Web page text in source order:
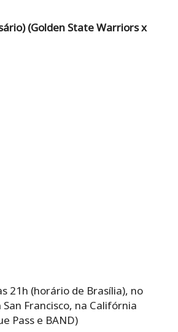
(Golden State Warriors x
21h (horário de Brasília), no
Francisco, na Califórnia
Pass e BAND)